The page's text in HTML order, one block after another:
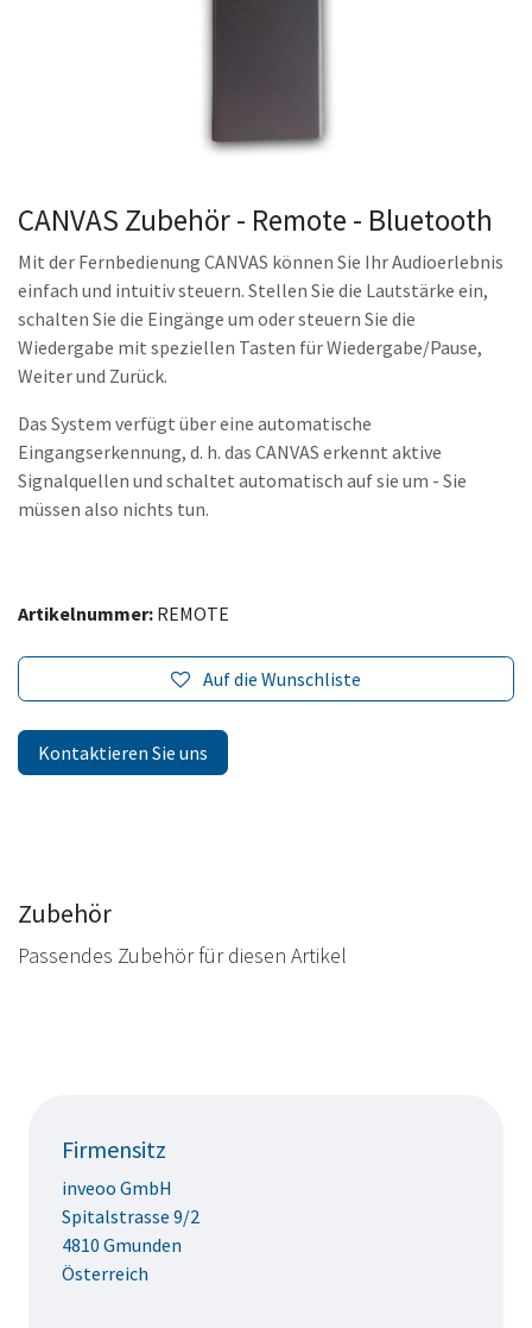
CANVAS Zubehör - Remote - Bluetooth
Mit der Fernbedienung CANVAS können Sie Ihr Audioerlebnis
einfach und intuitiv steuern. Stellen Sie die Lautstärke ein,
schalten Sie die Eingänge um oder steuern Sie die
Wiedergabe mit speziellen Tasten für Wiedergabe/Pause,
Weiter und Zurück.
Das System verfügt über eine automatische
Eingangserkennung, d. h. das CANVAS erkennt aktive
Signalquellen und schaltet automatisch auf sie um - Sie
müssen also nichts tun.
Artikelnummer: REMOTE
Auf die Wunschliste
Kontaktieren Sie uns
Zubehör
Passendes Zubehör für diesen Artikel
Firmensitz
inveoo GmbH
Spitalstrasse 9/2
4810 Gmunden
Österreich